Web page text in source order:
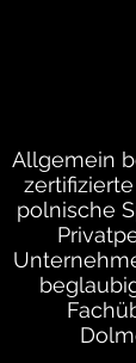
Allgemein
polnische